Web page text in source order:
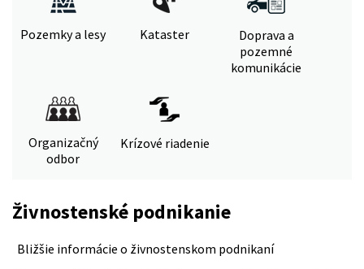
Pozemky a lesy Kataster
Doprava a
pozemné
komunikácie
Organizačný
odbor
Krízové riadenie
Živnostenské podnikanie
Bližšie informácie o živnostenskom podnikaní